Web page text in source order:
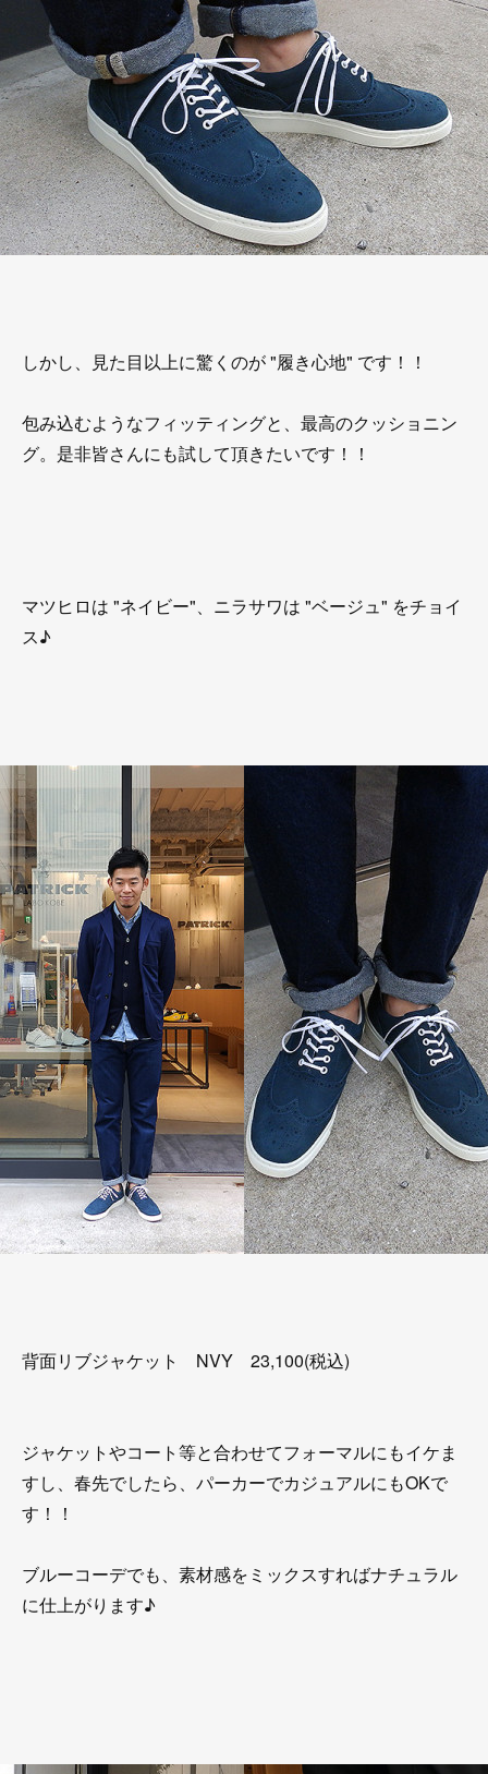
しかし、見た目以上に驚くのが "履き心地" です！！
包み込むようなフィッティングと、最高のクッショニン
グ。是非皆さんにも試して頂きたいです！！
マツヒロは "ネイビー"、ニラサワは "ベージュ" をチョイ
ス♪
背面リブジャケット NVY 23,100(税込)
ジャケットやコート等と合わせてフォーマルにもイケま
すし、春先でしたら、パーカーでカジュアルにもOKで
す！！
ブルーコーデでも、素材感をミックスすればナチュラル
に仕上がります♪